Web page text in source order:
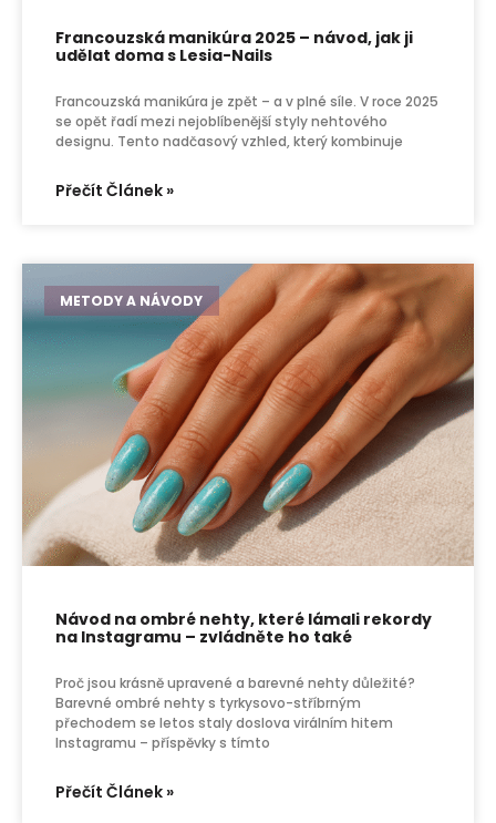
Francouzská manikúra 2025 – návod, jak ji
udělat doma s Lesia-Nails
Francouzská manikúra je zpět – a v plné síle. V roce 2025
se opět řadí mezi nejoblíbenější styly nehtového
designu. Tento nadčasový vzhled, který kombinuje
Přečít Článek »
METODY A NÁVODY
Návod na ombré nehty, které lámali rekordy
na Instagramu – zvládněte ho také
Proč jsou krásně upravené a barevné nehty důležité?
Barevné ombré nehty s tyrkysovo-stříbrným
přechodem se letos staly doslova virálním hitem
Instagramu – příspěvky s tímto
Přečít Článek »